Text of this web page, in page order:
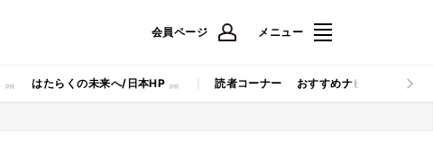
会員ページ メニュー
はたらくの未来へ/日本HP 読者コーナー おすすめナビ マイナビ